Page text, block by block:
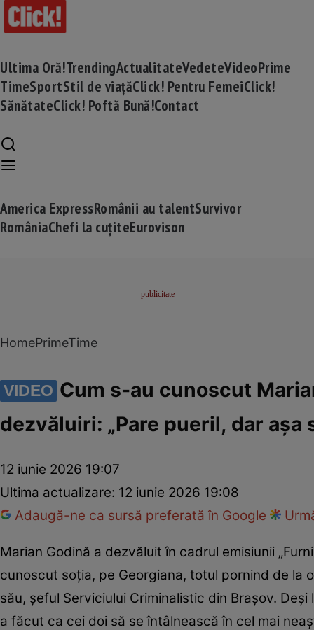
Ultima Oră!TrendingActualitateVedeteVideoPrime
TimeSportStil de viațăClick! Pentru FemeiClick!
SănătateClick! Poftă Bună!Contact
America ExpressRomânii au talentSurvivor
RomâniaChefi la cuțiteEurovison
HomePrimeTime
VIDEO Cum s-au cunoscut
dezvăluiri: „Pare pueril, dar așa
12 iunie 2026 19:07
Ultima actualizare: 12 iunie 2026 19:08
Adaugă-ne ca sursă preferată în Google
Marian Godină a dezvăluit în cadrul emisiunii
cunoscut soția, pe Georgiana, totul pornind de la
său, șeful Serviciului Criminalistic din Brașov.
a făcut ca cei doi să se întâlnească în cel mai